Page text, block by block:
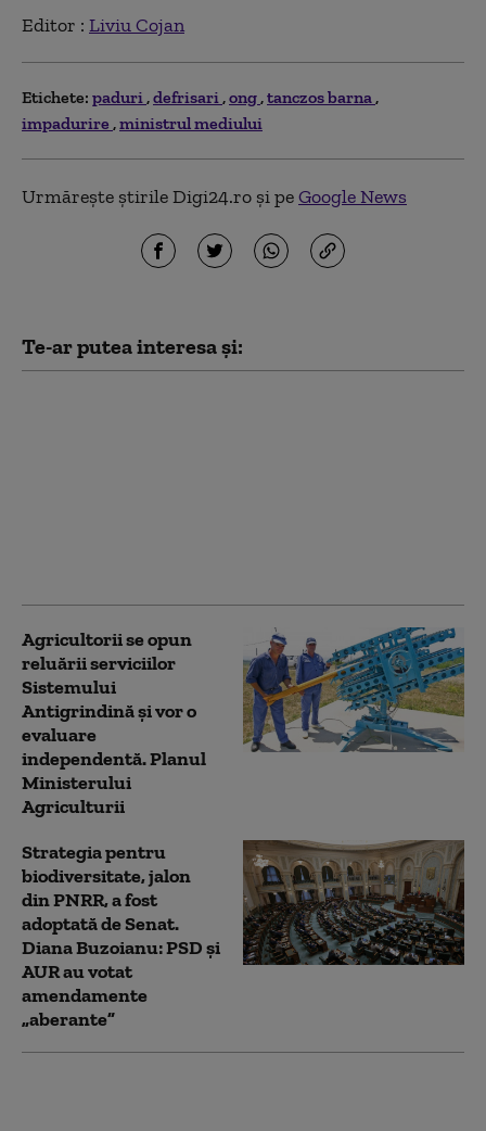
Editor : Liviu Cojan
Etichete: paduri defrisari ong tanczos barna
impadurire ministrul mediului
Urmărește știrile Digi24.ro și peGoogle News
Te-ar putea interesa și:
Agricultorii se opun
reluării serviciilor
Sistemului
Antigrindină și vor o
evaluare
independentă. Planul
Ministerului
Agriculturii
Strategia pentru
biodiversitate, jalon
din PNRR, a fost
adoptată de Senat.
Diana Buzoianu: PSD și
AUR au votat
amendamente
„aberante”